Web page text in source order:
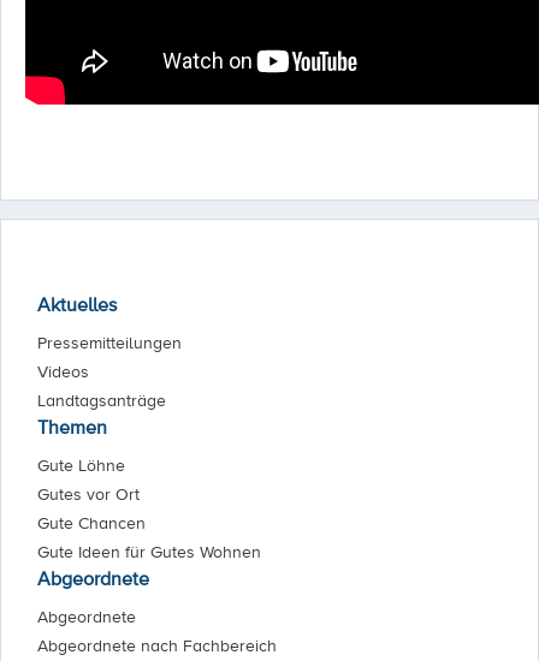
Aktuelles
Pressemitteilungen
Videos
Landtagsanträge
Themen
Gute Löhne
Gutes vor Ort
Gute Chancen
Gute Ideen für Gutes Wohnen
Abgeordnete
Abgeordnete
Abgeordnete nach Fachbereich